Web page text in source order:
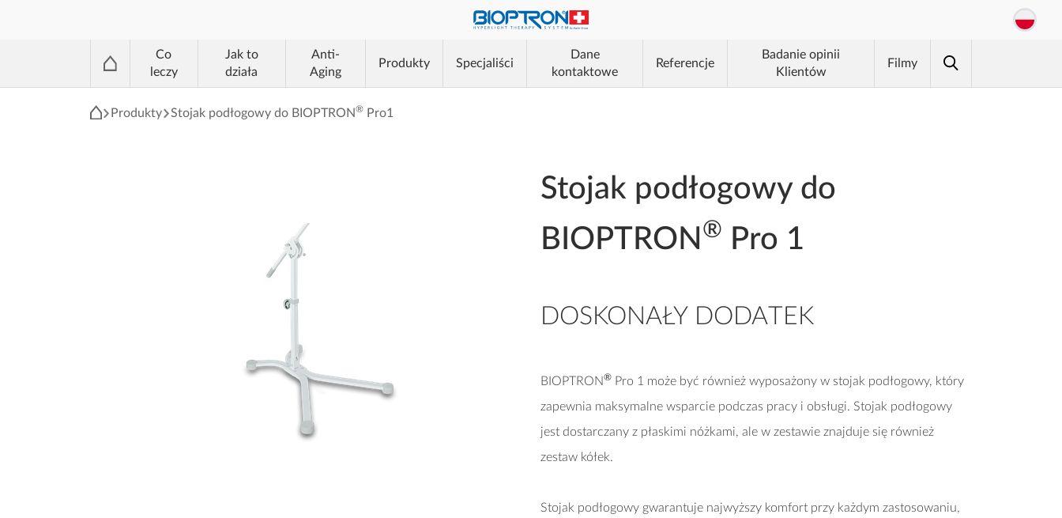
Co
leczy
Jak to
działa
®
Anti-
Aging
Produkty Specjaliści
Dane
kontaktowe
Referencje
Badanie opinii
Klientów
Filmy
Produkty Stojak podłogowy do BIOPTRON® Pro1
Stojak podłogowy do
BIOPTRON ® Pro 1
DOSKONAŁY DODATEK
BIOPTRON® Pro 1 może być również wyposażony w stojak podłogowy, który
zapewnia maksymalne wsparcie podczas pracy i obsługi. Stojak podłogowy
jest dostarczany z płaskimi nóżkami, ale w zestawie znajduje się również
zestaw kółek.
Stojak podłogowy gwarantuje najwyższy komfort przy każdym zastosowaniu,